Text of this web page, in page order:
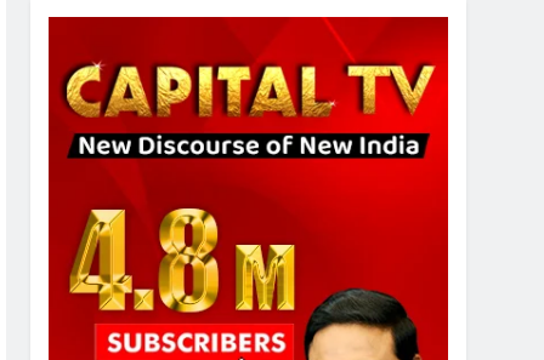
गाजा युद्धविराम को लेकर बड़ी खबरें
8
चुनाव से पहले लालू परिवार पर बड़ा
घोटाले में आरोप तय किए
1
SRN अस्पताल का नाम अमर
शहीद ठाकुर रोशन सिंह के नाम पर
करने की मांग तेज